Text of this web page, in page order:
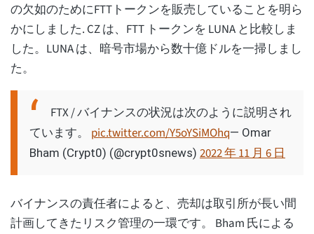
の欠如のためにFTTトークンを販売していることを明ら
かにしました. CZ は、FTT トークンを LUNA と比較しま
した。LUNA は、暗号市場から数十億ドルを一掃しまし
た。
FTX / バイナンスの状況は次のように説明され
ています。 pic.twitter.com/Y5oYSiMOhq— Omar
Bham (Crypt0) (@crypt0snews) 2022 年 11 月 6 日
バイナンスの責任者によると、売却は取引所が長い間
計画してきたリスク管理の一環です。 Bham 氏による